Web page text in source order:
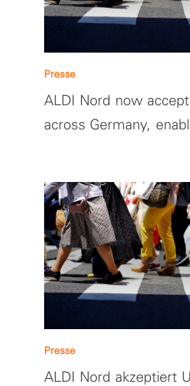
Presse
ALDI Nord now
across Germany,
Presse
ALDI Nord akzeptiert